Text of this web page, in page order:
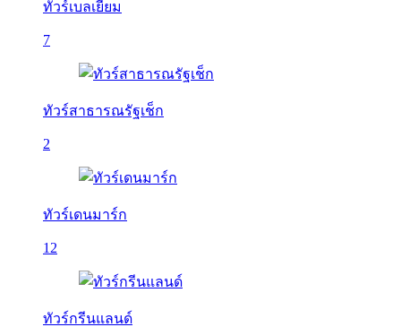
ทัวร์เบลเยี่ยม
7
ทัวร์สาธารณรัฐเช็ก
2
ทัวร์เดนมาร์ก
12
ทัวร์กรีนแลนด์